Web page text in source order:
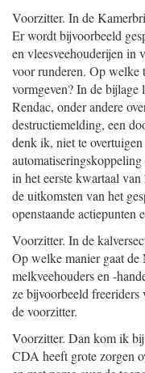
Voorzitter. In de
Er wordt bijvoorbeeld
en vleesveehouderijen in
voor runderen. Op
vormgeven? In de bijlage
Rendac, onder andere
destructiemelding, een
denk ik, niet te
in het eerste kwartaal
de uitkomsten van het
openstaande actiepunten
Voorzitter. In de
Op welke manier gaat de
melkveehouders en -
ze bijvoorbeeld
de voorzitter.
Voorzitter. Dan kom ik
CDA heeft grote zorgen